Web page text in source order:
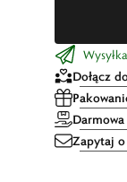
Dołącz
Zapytaj